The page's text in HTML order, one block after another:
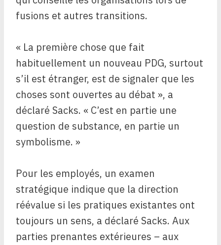
fusions et autres transitions.
« La première chose que fait
habituellement un nouveau PDG, surtout
s’il est étranger, est de signaler que les
choses sont ouvertes au débat », a
déclaré Sacks. « C’est en partie une
question de substance, en partie un
symbolisme. »
Pour les employés, un examen
stratégique indique que la direction
réévalue si les pratiques existantes ont
toujours un sens, a déclaré Sacks. Aux
parties prenantes extérieures – aux